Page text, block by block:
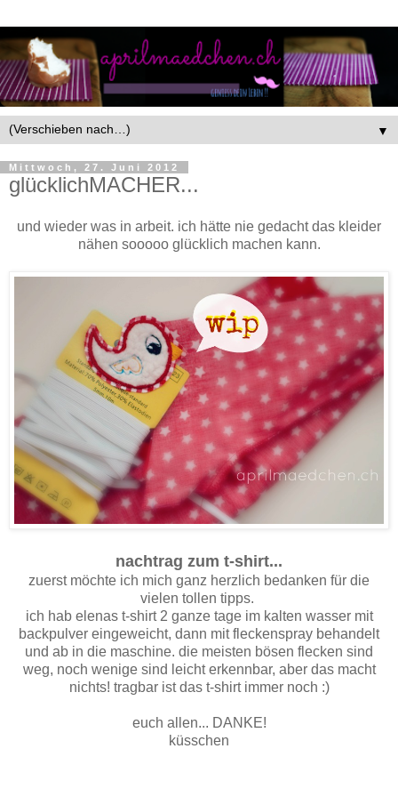
▼
Mittwoch, 27. Juni 2012
glücklichMACHER...
und wieder was in arbeit. ich hätte nie gedacht das kleider
nähen sooooo glücklich machen kann.
nachtrag zum t-shirt...
zuerst möchte ich mich ganz herzlich bedanken für die
vielen tollen tipps.
ich hab elenas t-shirt 2 ganze tage im kalten wasser mit
backpulver eingeweicht, dann mit fleckenspray behandelt
und ab in die maschine. die meisten bösen flecken sind
weg, noch wenige sind leicht erkennbar, aber das macht
nichts! tragbar ist das t-shirt immer noch :)
euch allen... DANKE!
küsschen